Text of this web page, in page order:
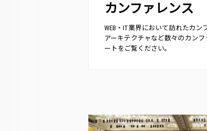
カンファレンス
WEB・IT業界において訪れたカン
アーキテクチャなど数々のカン
ートをご覧ください。